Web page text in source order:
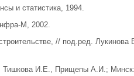
и статистика, 1994.
М, 2002.
// под.ред. Лукинова
Тишкова И.Е., Прищепы А.И.;